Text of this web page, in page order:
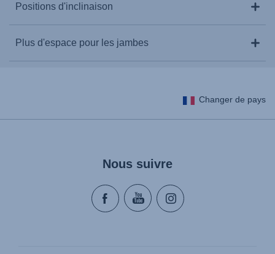
Positions d'inclinaison
même lors des longs trajets. Le DUALFIX PRO dispose
de 6 positions d'inclinaison facilement réglables, dos à
Plus d'espace pour les jambes
La barre anti-rebond du DUALFIX PRO a été optimisée
Changer de pays
Nous suivre